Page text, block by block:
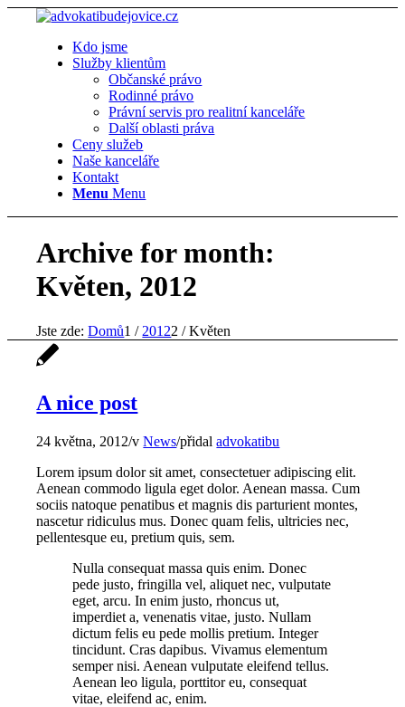
Kdo jsme
Služby klientům
Občanské právo
Rodinné právo
Právní servis pro realitní kanceláře
Další oblasti práva
Ceny služeb
Naše kanceláře
Kontakt
Menu Menu
Archive for month:
Květen, 2012
Jste zde: Domů1 / 20122 / Květen
A nice post
24 května, 2012/vNews/přidaladvokatibu
Lorem ipsum dolor sit amet, consectetuer adipiscing elit.
Aenean commodo ligula eget dolor. Aenean massa. Cum
sociis natoque penatibus et magnis dis parturient montes,
nascetur ridiculus mus. Donec quam felis, ultricies nec,
pellentesque eu, pretium quis, sem.
Nulla consequat massa quis enim. Donec
pede justo, fringilla vel, aliquet nec, vulputate
eget, arcu. In enim justo, rhoncus ut,
imperdiet a, venenatis vitae, justo. Nullam
dictum felis eu pede mollis pretium. Integer
tincidunt. Cras dapibus. Vivamus elementum
semper nisi. Aenean vulputate eleifend tellus.
Aenean leo ligula, porttitor eu, consequat
vitae, eleifend ac, enim.